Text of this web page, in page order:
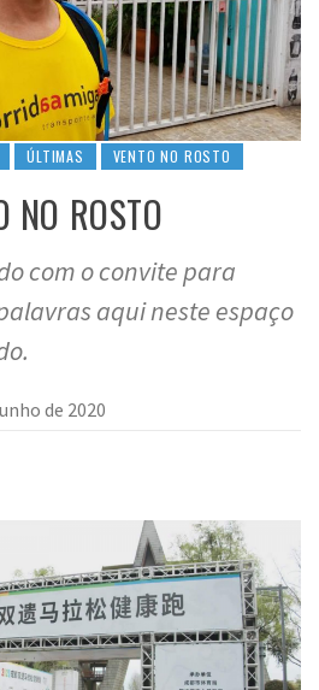
ÚLTIMAS VENTO NO ROSTO
NO ROSTO
com o convite para
aqui neste espaço
de 2020